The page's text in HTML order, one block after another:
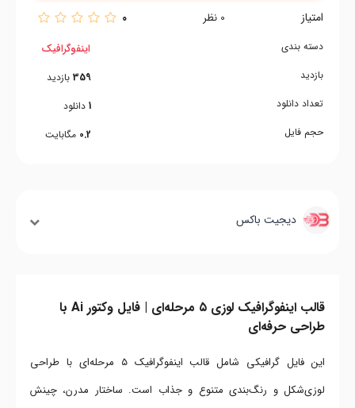
امتیاز 0 نظر 0
دسته بندی
بازدید
تعداد دانلود
حجم فایل
اینفوگرافیک
359 بازدید
1 دانلود
0.2 مگابایت
دیجیت باکس
قالب اینفوگرافیک لوزی ۵ مرحله‌ای | فایل وکتور Ai با
طراحی حرفه‌ای
این فایل گرافیکی شامل قالب اینفوگرافیک ۵ مرحله‌ای با طراحی
لوزی‌شکل و رنگ‌بندی متنوع و جذاب است. ساختار مدرن، چینش